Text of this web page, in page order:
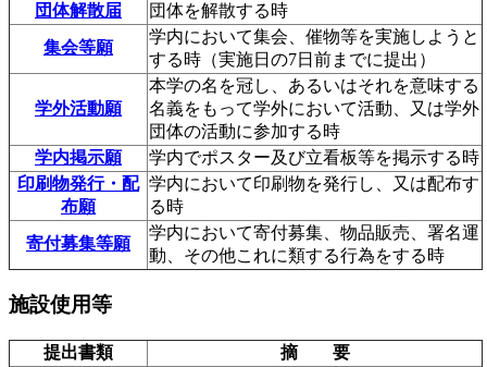
団体解散届
団体を解散する時
集会等願
学内において集会、催物等を実施しようと
する時（実施日の7日前までに提出）
学外活動願
本学の名を冠し、あるいはそれを意味する
名義をもって学外において活動、又は学外
団体の活動に参加する時
学内掲示願
学内でポスター及び立看板等を掲示する時
印刷物発行・配
布願
学内において印刷物を発行し、又は配布す
る時
寄付募集等願
学内において寄付募集、物品販売、署名運
動、その他これに類する行為をする時
施設使用等
提出書類
摘 要